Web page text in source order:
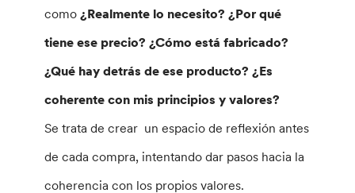
como¿Realmente lo necesito? ¿Por qué
tiene ese precio? ¿Cómo está fabricado?
¿Qué hay detrás de ese producto? ¿Es
coherente con mis principios y valores?
Se trata de crear un espacio de reflexión antes
de cada compra, intentando dar pasos hacia la
coherencia con los propios valores.